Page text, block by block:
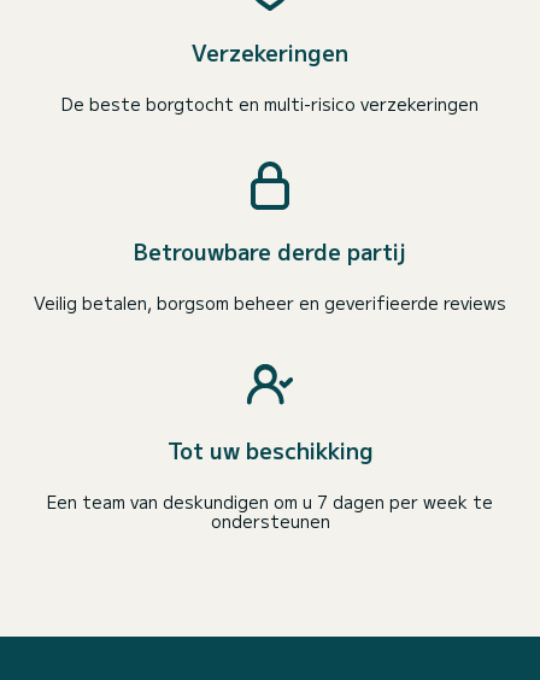
Verzekeringen
De beste borgtocht en multi-risico verzekeringen
Betrouwbare derde partij
Veilig betalen, borgsom beheer en geverifieerde reviews
Tot uw beschikking
Een team van deskundigen om u 7 dagen per week te
ondersteunen